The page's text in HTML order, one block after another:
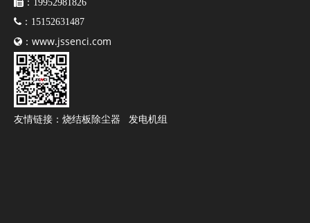
七、神驰发电机生产制造：
 ：19952981826
 ：15152631487
 ： www.jssenci.com
友情链接： 烧结板除尘器 发电机组